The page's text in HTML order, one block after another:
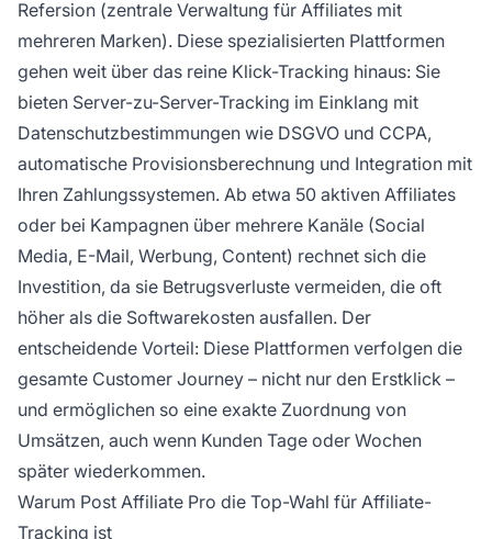
Refersion (zentrale Verwaltung für Affiliates mit
mehreren Marken). Diese spezialisierten Plattformen
gehen weit über das reine Klick-Tracking hinaus: Sie
bieten Server-zu-Server-Tracking im Einklang mit
Datenschutzbestimmungen wie DSGVO und CCPA,
automatische Provisionsberechnung und Integration mit
Ihren Zahlungssystemen. Ab etwa 50 aktiven Affiliates
oder bei Kampagnen über mehrere Kanäle (Social
Media, E-Mail, Werbung, Content) rechnet sich die
Investition, da sie Betrugsverluste vermeiden, die oft
höher als die Softwarekosten ausfallen. Der
entscheidende Vorteil: Diese Plattformen verfolgen die
gesamte Customer Journey – nicht nur den Erstklick –
und ermöglichen so eine exakte Zuordnung von
Umsätzen, auch wenn Kunden Tage oder Wochen
später wiederkommen.
Warum Post Affiliate Pro die Top-Wahl für Affiliate-
Tracking ist